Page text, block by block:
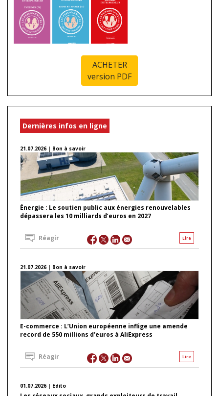
ACHETER
version PDF
Dernières infos en ligne
21.07.2026 | Bon à savoir
Énergie : Le soutien public aux énergies renouvelables
dépassera les 10 milliards d’euros en 2027
Lire
Réagir
21.07.2026 | Bon à savoir
E-commerce : L’Union européenne inflige une amende
record de 550 millions d’euros à AliExpress
Lire
Réagir
01.07.2026 | Edito